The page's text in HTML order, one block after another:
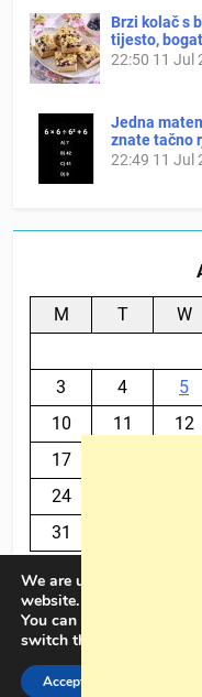
Brzi kolač s
tijesto,
22:50 11 Jul
Jedna
znate tačno
22:49 11 Jul
M T W
3
4 5
10
11 12
17
24
31
BalkanPlus
We are using cookies to
website.
You can find out more
switch them off in
Accept